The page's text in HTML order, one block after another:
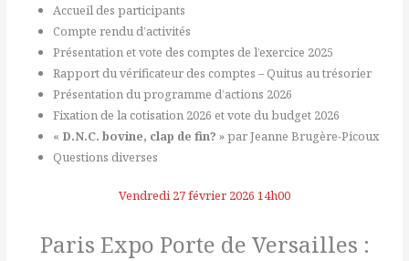
Accueil des participants
Compte rendu d’activités
Présentation et vote des comptes de l’exercice 2025
Rapport du vérificateur des comptes – Quitus au trésorier
Présentation du programme d’actions 2026
Fixation de la cotisation 2026 et vote du budget 2026
« D.N.C. bovine, clap de fin? » par Jeanne Brugère-Picoux
Questions diverses
Vendredi 27 février 2026 14h00
Paris Expo Porte de Versailles :